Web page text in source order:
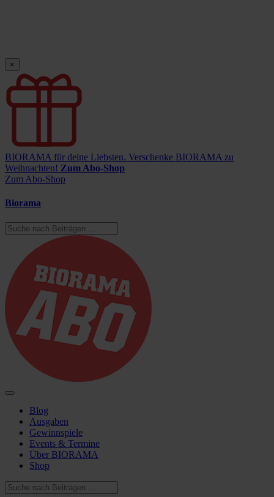
×
BIORAMA für deine Liebsten. Verschenke BIORAMA zu
Weihnachten! Zum Abo-Shop
Zum Abo-Shop
Biorama
Blog
Ausgaben
Gewinnspiele
Events & Termine
Über BIORAMA
Shop